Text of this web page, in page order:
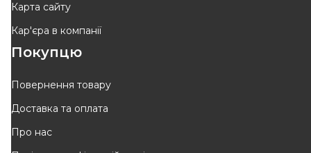
Карта сайту
Кар'єра в компанії
Покупцю
Повернення товару
Доставка та оплата
Про нас